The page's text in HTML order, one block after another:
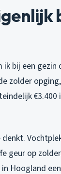
bij een
zolder
geur op
Hoogland